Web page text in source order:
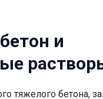
и
тяжелого бетона,